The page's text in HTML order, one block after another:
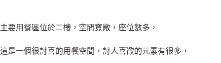
主要用餐區位於二樓，空間寬敞，座位數多，
這是一個很討喜的用餐空間，討人喜歡的元素有很多，